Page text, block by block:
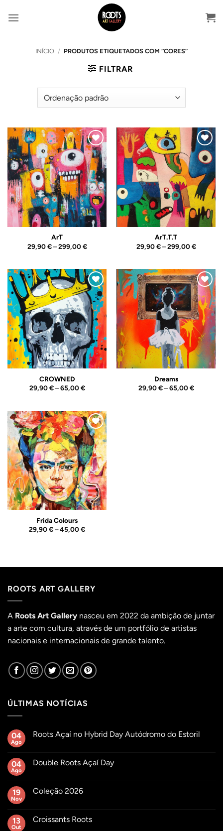
INÍCIO / PRODUTOS ETIQUETADOS COM “CORES”
FILTRAR
Adicionar
ao
Wishlist
ArT
29,90€ – 299,00€Price
299,00 €
Adicionar
ao
Wishlist
ArT.T.T
29,90€ – 299,00€Price
299,00
Adicionar
ao
Wishlist
CROWNED
29,90€ – 65,00€Price
65,00 €
Adicionar
ao
Wishlist
Dreams
29,90€ – 65,00€Price
Adicionar
ao
Wishlist
Frida Colours
29,90€–45,00€Price
ROOTS ART GALLERY
A Roots Art Gallery nasceu em 2022 da ambição de juntar
a arte com cultura, através de um portfólio de artistas
nacionais e internacionais de grande talento.
ÚLTIMAS NOTÍCIAS
04
Ago
Roots Açaí no Hybrid Day Autódromo do Estoril
Roots
Day
Autódromo
04
Ago
Double Roots Açaí Day
Double
19
Nov
Coleção 2026
Coleção
13
Out
Croissants Roots